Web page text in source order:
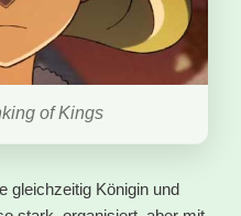
of Kings
gleichzeitig Königin und